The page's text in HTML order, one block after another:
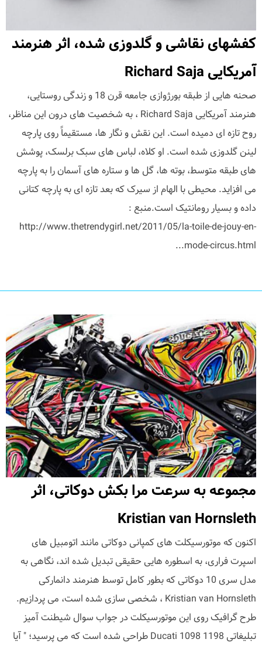
کفشهای نقاشی و گلدوزی شده، اثر هنرمند
آمریکایی Richard Saja
صحنه هایی از طبقه بورژوازی جامعه قرن 18 و زندگی روستایی،
هنرمند آمریکایی Richard Saja ، به شخصیت های درون این مناظر،
روح تازه ای دمیده است. این نقش و نگار ها، مستقیماً روی پارچه
لینن گلدوزی شده است. او کلاه، لباس های سبک برلسک، پوشش
های طبقه متوسط، بوته ها، گل ها و ستاره های آسمان را به پارچه
می افزاید. محیطی با الهام از سیرک که بعد تازه ای به پارچه کتانی
داده و بسیار رومانتیک است.منبع :
http://www.thetrendygirl.net/2011/05/la-toile-de-jouy-en-
mode-circus.html...
مجموعه به سرعت مرا بکش دوکاتی، اثر
Kristian van Hornsleth
اکنون که موتورسیکلت های کمپانی دوکاتی مانند اتومبیل های
اسپرت فراری، به اسطوره هایی حقیقی تبدیل شده اند، نگاهی به
مدل سری 10 دوکاتی که بطور کامل توسط هنرمند دانمارکی
Kristian van Hornsleth ، شخصی سازی شده است، می پردازیم.
طرح گرافیک روی این موتورسیکلت در جواب سوال شیطنت آمیز
تبلیغاتی 1198 Ducati 1098 طراحی شده است که می پرسید؛ " آیا